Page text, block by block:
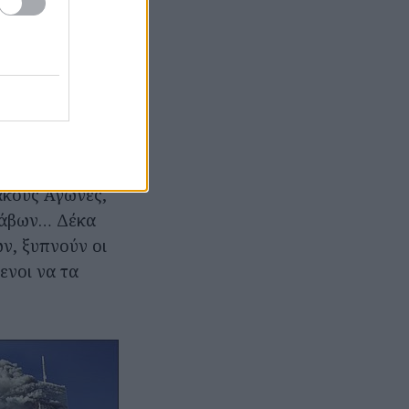
παραμύθια
ένα
στην
Αγώνες,
Δέκα
ξυπνούν οι
να τα